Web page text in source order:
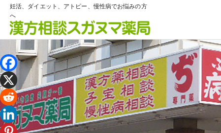
妊活、ダイエット、アトピー、慢性病でお悩みの方
へ